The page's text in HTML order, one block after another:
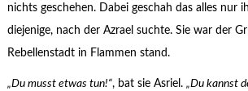
nichts geschehen. Dabei geschah das alles nur
diejenige, nach der Azrael suchte. Sie war der
Rebellenstadt in Flammen stand.
„Du musst etwas tun!“, bat sie Asriel. „Du kannst